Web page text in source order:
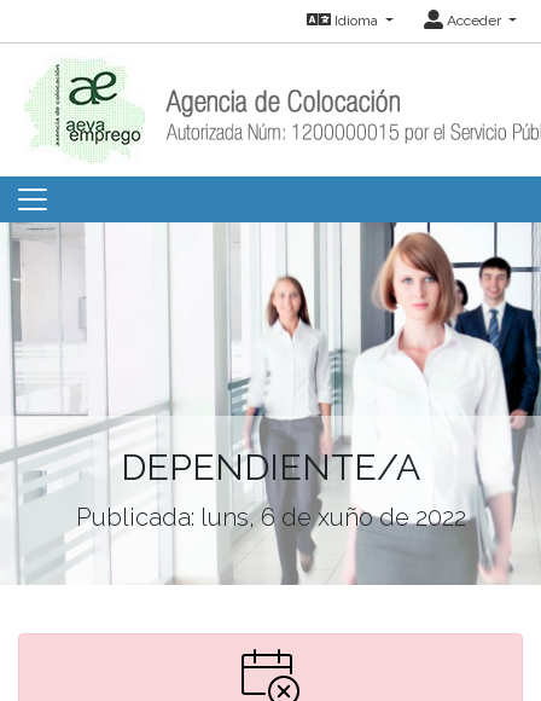
Idioma Acceder
DEPENDIENTE/A
Publicada: luns, 6 de xuño de 2022